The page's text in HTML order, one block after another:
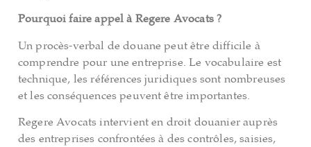
Pourquoi faire appel à Regere Avocats ?
Un procès-verbal de douane peut être difficile à
comprendre pour une entreprise. Le vocabulaire est
technique, les références juridiques sont nombreuses
et les conséquences peuvent être importantes.
Regere Avocats intervient en droit douanier auprès
des entreprises confrontées à des contrôles, saisies,